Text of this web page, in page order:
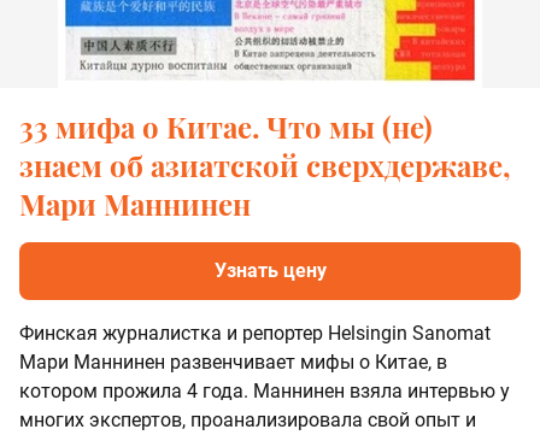
33 мифа о Китае. Что мы (не)
знаем об азиатской сверхдержаве,
Мари Маннинен
Узнать цену
Финская журналистка и репортер Helsingin Sanomat
Мари Маннинен развенчивает мифы о Китае, в
котором прожила 4 года. Маннинен взяла интервью у
многих экспертов, проанализировала свой опыт и